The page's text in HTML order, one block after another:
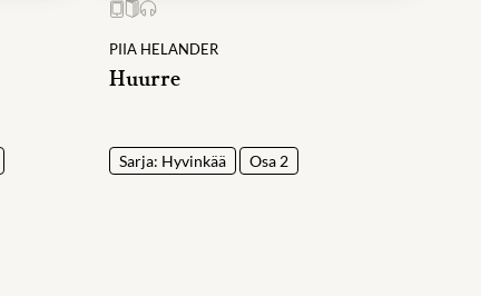
PIIA HELANDER
Huurre
Sarja: Hyvinkää Osa 2